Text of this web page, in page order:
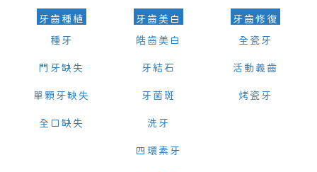
牙齒種植
種牙
門牙缺失
單顆牙缺失
全口缺失
牙齒美白
皓齒美白
牙結石
牙菌斑
洗牙
四環素牙
牙齒修復
全瓷牙
活動義齒
烤瓷牙